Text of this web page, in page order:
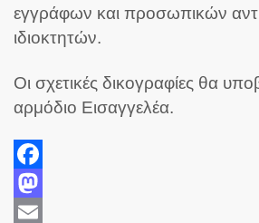
εγγράφων και προσωπικών
ιδιοκτητών.
Οι σχετικές δικογραφίες θα
αρμόδιο Εισαγγελέα.
Facebook
Mastodon